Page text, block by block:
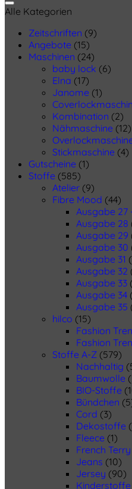
Alle Kategorien
Zeitschriften (9)
Angebote (15)
Maschinen (24)
baby lock (6)
Elna (17)
Janome (1)
Kombination (2)
Nähmaschine (12)
Stickmaschine (4)
Gutscheine (1)
Stoffe (585)
Atelier (9)
Fibre Mood (44)
Ausgabe 27
Ausgabe 28
Ausgabe 29
Ausgabe 30
Ausgabe 31
Ausgabe 32
Ausgabe 33
Ausgabe 34
Ausgabe 35
hilco (15)
Fashion
Fashion
Stoffe A-Z (579)
Nachhaltig
Baumwolle
BIO-Stoffe
Bündchen
Cord (3)
Dekostoffe
Fleece (1)
French Terry
Jeans (10)
Jersey (90)
Kinderstoffe